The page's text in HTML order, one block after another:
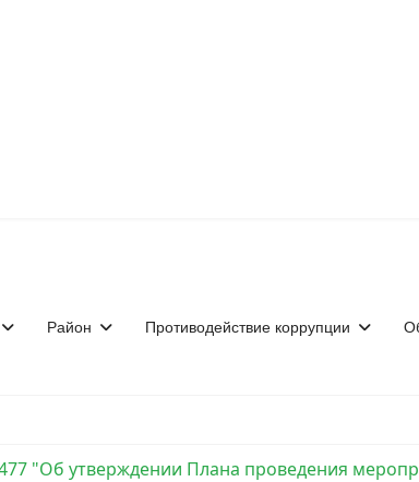
Район Противодействие коррупции
"Об утверждении Плана проведения